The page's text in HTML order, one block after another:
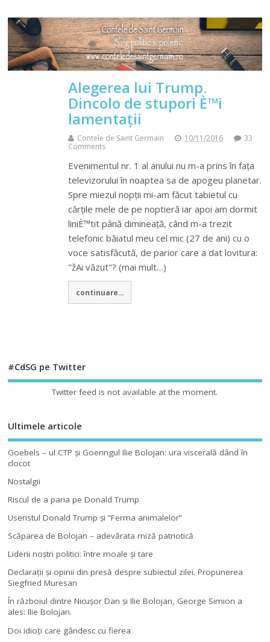
Alegerea lui Trump.
Dincolo de stupori È™i
lamentații
Contele de Saint Germain 10/11/2016
33
Comments
Evenimentul nr. 1 al anului nu m-a prins în fața
televizorului în noaptea sa de apogeu planetar.
Spre miezul nopții mi-am făcut tabietul cu
cărțile mele de pe noptieră iar apoi am dormit
liniÈ™tit până dimineață, când m-a trezit
telefonic băiatul meu cel mic (27 de ani) cu o
voce satisfăcută, de parior care a dat lovitura:
"žAi văzut"? (mai mult…)
continuare...
#CdSG pe Twitter
Twitter feed is not available at the moment.
Ultimele articole
Goebels – ul CTP şi Goeringul Ilie Bolojan: ura viscerală dând în
clocot
Nostalgii
Riscul de a paria pe Donald Trump
Useristul Donald Trump şi “Ferma animalelor”
Scăparea de Bolojan – adevărata miză patriotică
Liderii noştri politici: între moale şi tare
Declaraţii şi opinii din presă despre subiectul zilei. Propunerea
Siegfried Muresan
În războiul dintre Nicuşor Dan şi Ilie Bolojan, George Simion a
ales: Ilie Bolojan.
Doi idioţi care gândesc cu fierea